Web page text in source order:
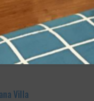
Villa